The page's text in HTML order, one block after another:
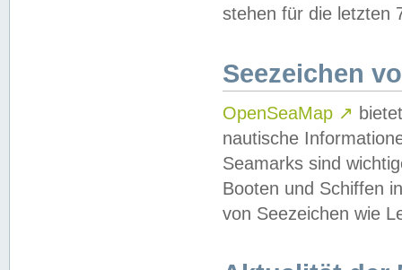
stehen für die letzten
Seezeichen
OpenSeaMap ↗
nautische
Seamarks sind
Booten und Schiffen
von Seezeichen wie